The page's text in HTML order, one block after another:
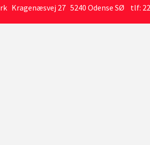
Kragenæsvej 27 5240 Odense SØ tlf: